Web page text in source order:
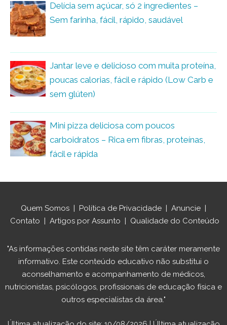
Delícia sem açúcar, só 2 ingredientes –
Sem farinha, fácil, rápido, saudável
Jantar leve e delicioso com muita proteína,
poucas calorias, fácil e rápido (Low Carb e
sem glúten)
Mini pizza deliciosa com poucos
carboidratos – Rica em fibras, proteínas,
fácil e rápida
Quem Somos | Política de Privacidade | Anuncie |
Contato | Artigos por Assunto | Qualidade do Conteúdo
"As informações contidas neste site têm caráter meramente
informativo. Este conteúdo educativo não substitui o
aconselhamento e acompanhamento de médicos,
nutricionistas, psicólogos, profissionais de educação física e
outros especialistas da área."